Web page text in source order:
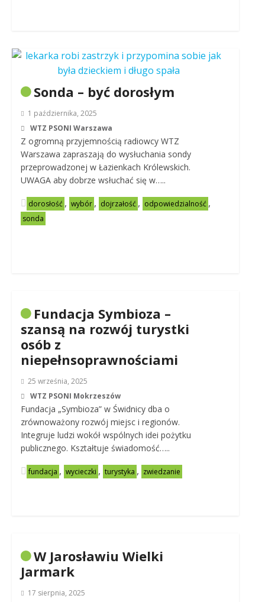
Sonda – być dorosłym
1 października, 2025
WTZ PSONI Warszawa
Z ogromną przyjemnością radiowcy WTZ
Warszawa zapraszają do wysłuchania sondy
przeprowadzonej w Łazienkach Królewskich.
UWAGA aby dobrze wsłuchać się w…..
dorosłość , wybór , dojrzałość , odpowiedzialność ,
sonda
Fundacja Symbioza –
szansą na rozwój turystki
osób z
niepełnsoprawnościami
25 września, 2025
WTZ PSONI Mokrzeszów
Fundacja „Symbioza” w Świdnicy dba o
zrównoważony rozwój miejsc i regionów.
Integruje ludzi wokół wspólnych idei pożytku
publicznego. Kształtuje świadomość…..
fundacja , wycieczki , turystyka , zwiedzanie
W Jarosławiu Wielki
Jarmark
17 sierpnia, 2025